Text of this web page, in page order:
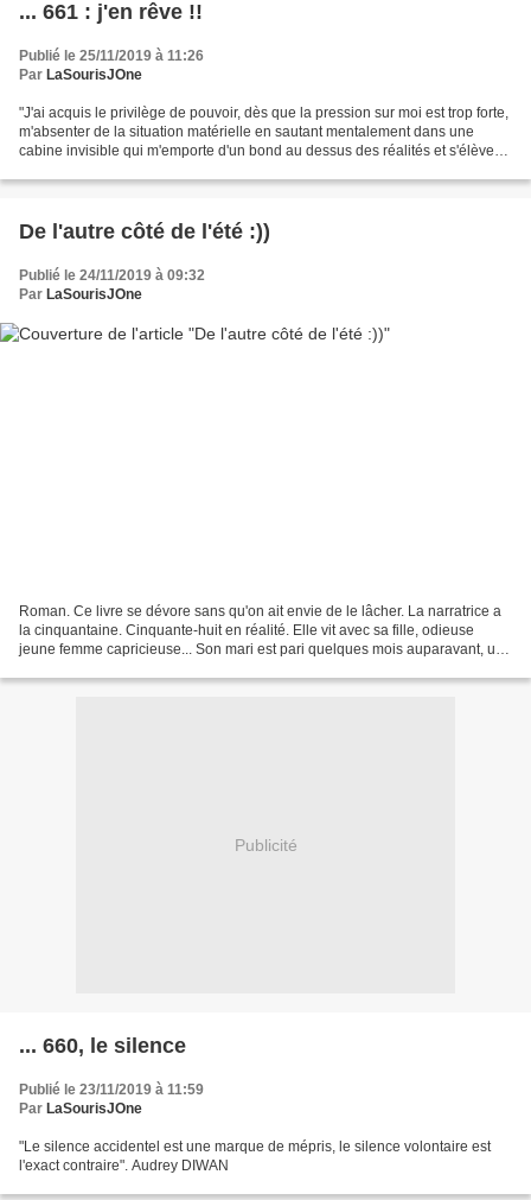
... 661 : j'en rêve !!
Publié le 25/11/2019 à 11:26
Par LaSourisJOne
"J'ai acquis le privilège de pouvoir, dès que la pression sur moi est trop forte,
m'absenter de la situation matérielle en sautant mentalement dans une
cabine invisible qui m'emporte d'un bond au dessus des réalités et s'élève
De l'autre côté de l'été :))
Publié le 24/11/2019 à 09:32
Par LaSourisJOne
Roman. Ce livre se dévore sans qu'on ait envie de le lâcher. La narratrice a
la cinquantaine. Cinquante-huit en réalité. Elle vit avec sa fille, odieuse
jeune femme capricieuse... Son mari est pari quelques mois auparavant, un
Publicité
... 660, le silence
Publié le 23/11/2019 à 11:59
Par LaSourisJOne
"Le silence accidentel est une marque de mépris, le silence volontaire est
l'exact contraire". Audrey DIWAN